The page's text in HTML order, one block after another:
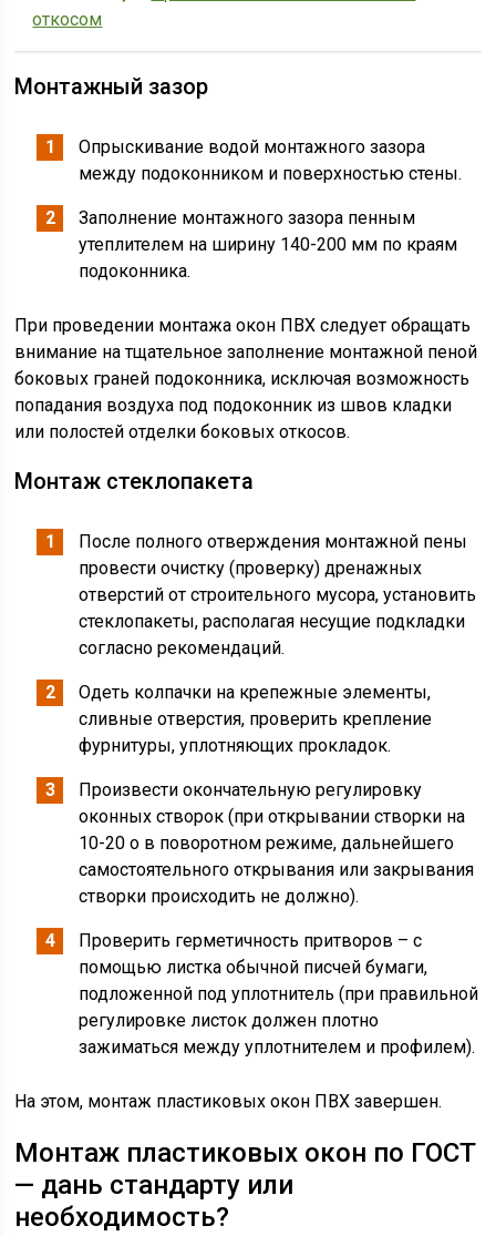
откосом
Монтажный зазор
Опрыскивание водой монтажного зазора
между подоконником и поверхностью стены.
Заполнение монтажного зазора пенным
утеплителем на ширину 140-200 мм по краям
подоконника.
При проведении монтажа окон ПВХ следует обращать
внимание на тщательное заполнение монтажной пеной
боковых граней подоконника, исключая возможность
попадания воздуха под подоконник из швов кладки
или полостей отделки боковых откосов.
Монтаж стеклопакета
После полного отверждения монтажной пены
провести очистку (проверку) дренажных
отверстий от строительного мусора, установить
стеклопакеты, располагая несущие подкладки
согласно рекомендаций.
Одеть колпачки на крепежные элементы,
сливные отверстия, проверить крепление
фурнитуры, уплотняющих прокладок.
Произвести окончательную регулировку
оконных створок (при открывании створки на
10-20 o в поворотном режиме, дальнейшего
самостоятельного открывания или закрывания
створки происходить не должно).
Проверить герметичность притворов – с
помощью листка обычной писчей бумаги,
подложенной под уплотнитель (при правильной
регулировке листок должен плотно
зажиматься между уплотнителем и профилем).
На этом, монтаж пластиковых окон ПВХ завершен.
Монтаж пластиковых окон по ГОСТ
— дань стандарту или
необходимость?